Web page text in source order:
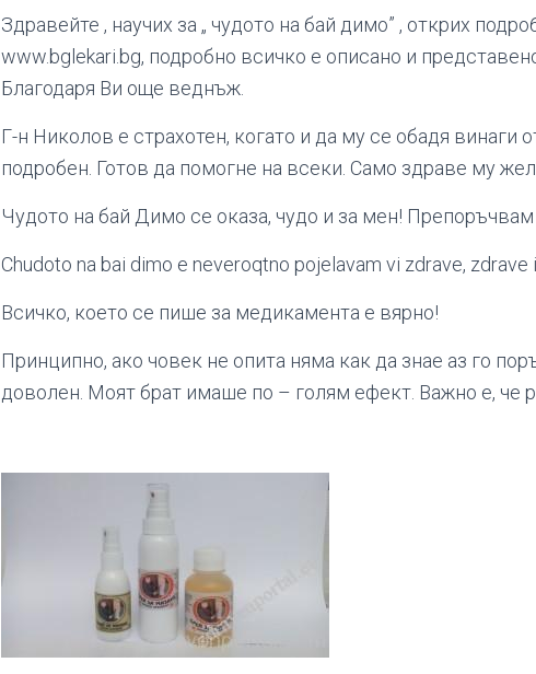
Здравейте , научих за „ чудото на бай димо” , открих
www.bglekari.bg, подробно всичко е описано и
Благодаря Ви още веднъж.
Г-н Николов е страхотен, когато и да му се обадя винаги
подробен. Готов да помогне на всеки. Само здраве му
Чудото на бай Димо се оказа, чудо и за мен!
Chudoto na bai dimo e neveroqtno pojelavam vi zdrave, zdrave
Всичко, което се пише за медикамента е вярно!
Принципно, ако човек не опита няма как да знае аз го
доволен. Моят брат имаше по – голям ефект. Важно е, че